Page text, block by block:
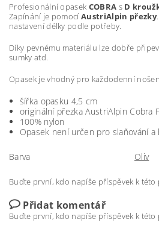
Profesionální opasek COBRA sD
Zapínání je pomocíAustriAlpin přezky
nastavení délky podle potřeby.
Díky pevnému materiálu lze dobře
sumky atd.
Opasek je vhodný pro každodenní
šířka opasku 4,5 cm
originální přezka AustriAlpin Cobra
100% nylon
Opasek není určen pro slaňování a
Barva Oliv
Buďte první, kdo napíše příspěvek k této
Přidat komentář
Buďte první, kdo napíše příspěvek k této